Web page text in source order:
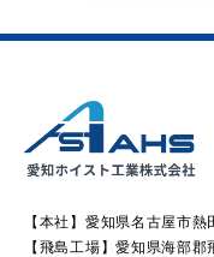
【本社】愛知県名古屋市
【飛島工場】愛知県海部